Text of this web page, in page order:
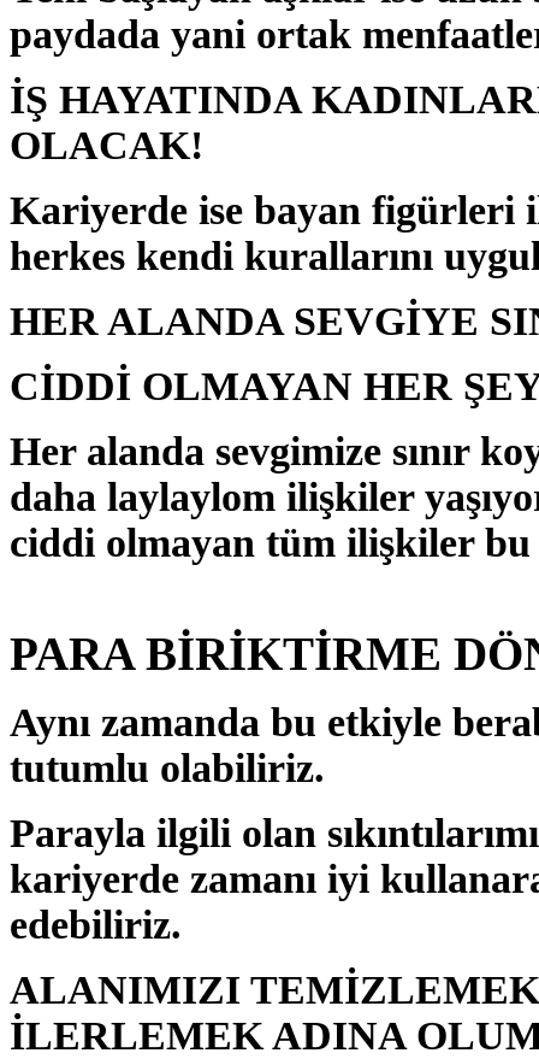
paydada yani ortak
İŞ HAYATINDA
OLACAK!
Kariyerde ise bayan figürleri
herkes kendi kurallarını
HER ALANDA SEVGİYE
CİDDİ OLMAYAN HER
Her alanda sevgimize sınır
daha laylaylom ilişkiler
ciddi olmayan tüm ilişkiler bu
PARA BİRİKTİRME
Aynı zamanda bu etkiyle
tutumlu olabiliriz.
Parayla ilgili olan
kariyerde zamanı iyi
edebiliriz.
ALANIMIZI
İLERLEMEK ADINA